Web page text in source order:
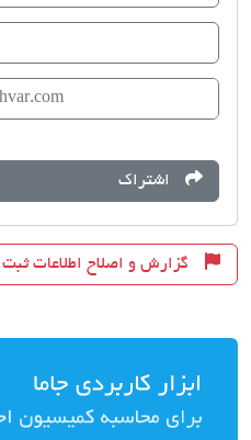
اشتراک
گزارش و اصلاح اطلاعات